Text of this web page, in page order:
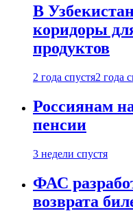
В
коридоры
продуктов
2 года спустя2 года
Россиянам
пенсии
3 недели спустя
ФАС
возврата